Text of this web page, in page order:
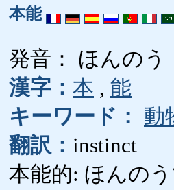
本能
発音： ほんのう
漢字： 本 , 能
キーワード：
動
翻訳： instinct
本能的: ほんの